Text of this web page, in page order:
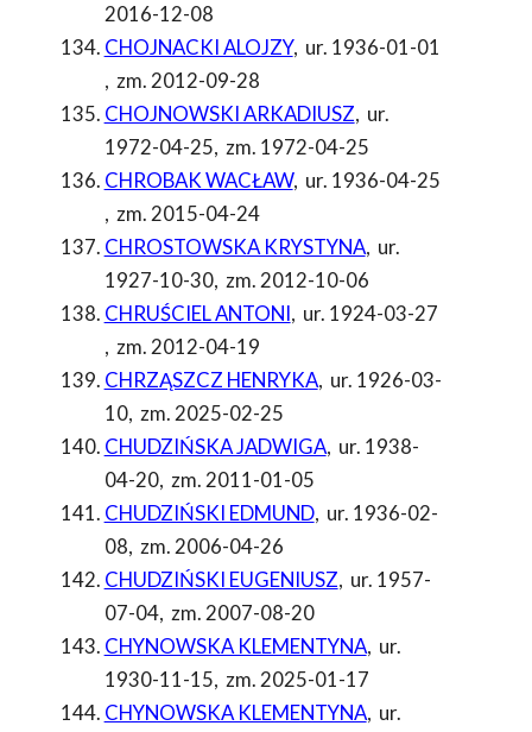
2016-12-08
CHOJNACKI ALOJZY, ur. 1936-01-01
, zm. 2012-09-28
CHOJNOWSKI ARKADIUSZ, ur.
1972-04-25, zm. 1972-04-25
CHROBAK WACŁAW, ur. 1936-04-25
, zm. 2015-04-24
CHROSTOWSKA KRYSTYNA, ur.
1927-10-30, zm. 2012-10-06
CHRUŚCIEL ANTONI, ur. 1924-03-27
, zm. 2012-04-19
CHRZĄSZCZ HENRYKA, ur. 1926-03-
10, zm. 2025-02-25
CHUDZIŃSKA JADWIGA, ur. 1938-
04-20, zm. 2011-01-05
CHUDZIŃSKI EDMUND, ur. 1936-02-
08, zm. 2006-04-26
CHUDZIŃSKI EUGENIUSZ, ur. 1957-
07-04, zm. 2007-08-20
CHYNOWSKA KLEMENTYNA, ur.
1930-11-15, zm. 2025-01-17
CHYNOWSKA KLEMENTYNA, ur.